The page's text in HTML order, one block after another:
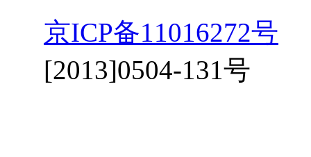
京ICP备11016272号
[2013]0504-131号